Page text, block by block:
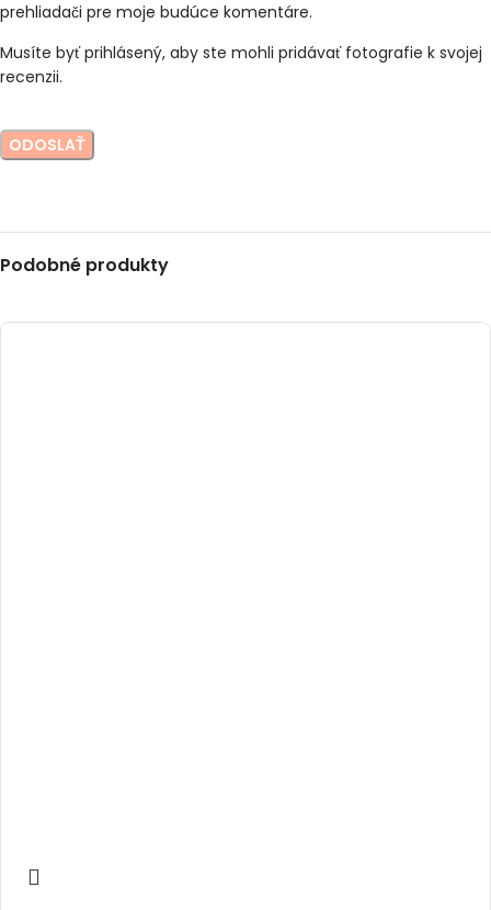
prehliadači pre moje budúce komentáre.
Musíte byť prihlásený, aby ste mohli pridávať fotografie k svojej
recenzii.
Podobné produkty